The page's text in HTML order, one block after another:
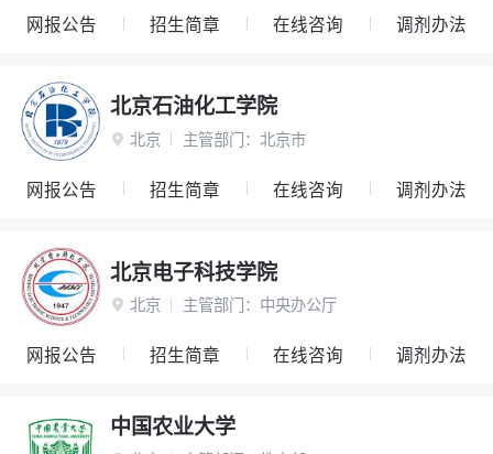
网报公告 招生简章 在线咨询 调剂办法
北京石油化工学院
 北京 主管部门： 北京市
网报公告 招生简章 在线咨询 调剂办法
北京电子科技学院
 北京 主管部门： 中央办公厅
网报公告 招生简章 在线咨询 调剂办法
中国农业大学